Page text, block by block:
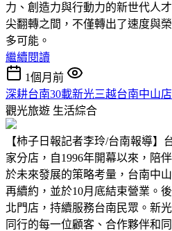
力、創造力與行動力的新世代人
尖翻轉之間，不僅轉出了速度與
多可能。
繼續閱讀
1個月前
深耕台南30載新光三越台南中山
觀光旅遊 生活綜合
【柿子日報記者李玲/台南報導】
家分店，自1996年開幕以來，陪
於未來發展的策略考量，台南中
再續約，並於10月底結束營業。
北門店，持續服務台南民眾。新
同行的每一位顧客、合作夥伴和